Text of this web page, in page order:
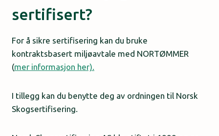
sertifisert?
For å sikre sertifisering kan du bruke
kontraktsbasert miljøavtale med NORTØMMER
(mer informasjon her).
I tillegg kan du benytte deg av ordningen til Norsk
Skogsertifisering.